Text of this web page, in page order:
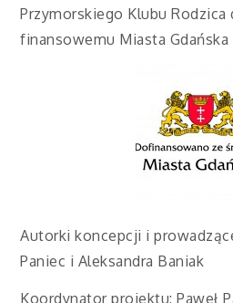
Przymorskiego Klubu Rodzica
finansowemu Miasta Gdańska
Autorki koncepcji i
Paniec i Aleksandra Baniak
Koordynator projektu: Paweł